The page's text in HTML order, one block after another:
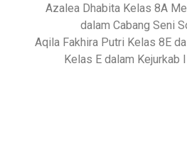
Azalea Dhabita Kelas 8A
dalam Cabang Seni
Aqila Fakhira Putri Kelas 8E
Kelas E dalam Kejurkab